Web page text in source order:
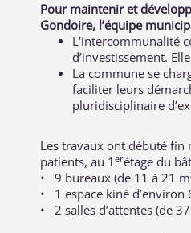
Pour maintenir et
Gondoire, l’équipe
L'intercommunalité
d’investissement.
La commune se
faciliter leurs
pluridisciplinaire
Les travaux ont débuté fin
patients, au 1 erétage du
• 9 bureaux (de 11 à 21
• 1 espace kiné d’environ
• 2 salles d’attentes (de